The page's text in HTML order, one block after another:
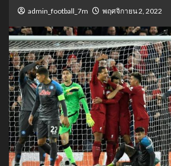
admin_football_7m พฤศจิกายน 2, 2022